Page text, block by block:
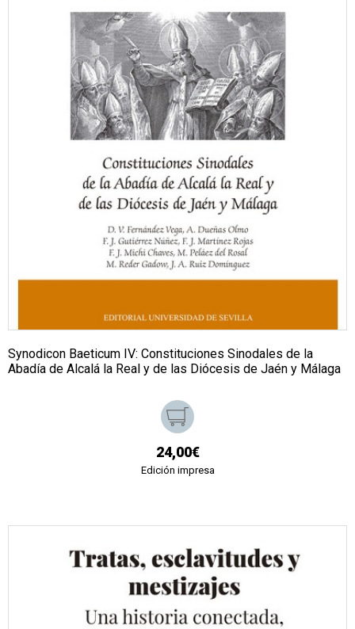
Synodicon Baeticum IV: Constituciones Sinodales de la
Abadía de Alcalá la Real y de las Diócesis de Jaén y Málaga
24,00€
Edición impresa